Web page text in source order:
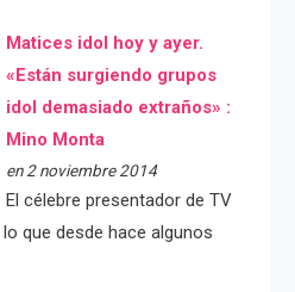
Matices idol hoy y ayer.
«Están surgiendo grupos
idol demasiado extraños» :
Mino Monta
en 2 noviembre 2014
El célebre presentador de TV
que desde hace algunos